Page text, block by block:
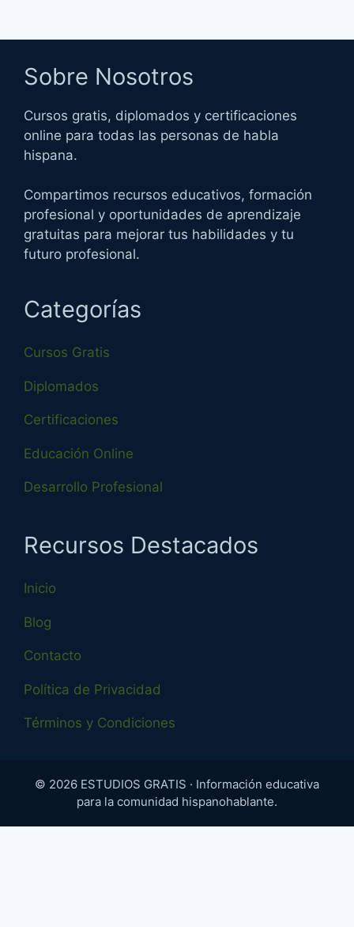
Sobre Nosotros
Cursos gratis, diplomados y certificaciones
online para todas las personas de habla
hispana.
Compartimos recursos educativos, formación
profesional y oportunidades de aprendizaje
gratuitas para mejorar tus habilidades y tu
futuro profesional.
Categorías
Cursos Gratis
Diplomados
Certificaciones
Educación Online
Desarrollo Profesional
Recursos Destacados
Inicio
Blog
Contacto
Política de Privacidad
Términos y Condiciones
© 2026 ESTUDIOS GRATIS · Información educativa
para la comunidad hispanohablante.